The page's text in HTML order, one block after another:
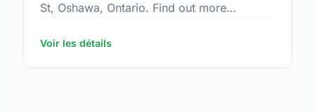
St, Oshawa, Ontario. Find out more
Voir les détails